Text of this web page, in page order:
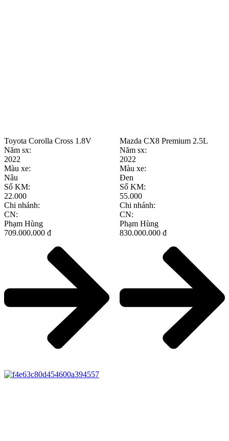
Toyota Corolla Cross 1.8V
Năm sx:
2022
Màu xe:
Nâu
Số KM:
22.000
Chi nhánh:
CN:
Phạm Hùng
709.000.000 đ
Mazda CX8 Premium 2.5L
Năm sx:
2022
Màu xe:
Đen
Số KM:
55.000
Chi nhánh:
CN:
Phạm Hùng
830.000.000 đ